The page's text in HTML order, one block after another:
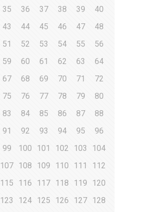
35 36 37 38 39
40
43 44 45 46 47
48
51 52 53 54 55
56
59 60 61 62 63
64
67 68 69 70 71
72
75 76 77 78 79
80
83 84 85 86 87
88
91 92 93 94 95
96
99 100 101 102 103
104
107 108 109 110 111
112
115 116 117 118 119
120
123 124 125 126 127 128